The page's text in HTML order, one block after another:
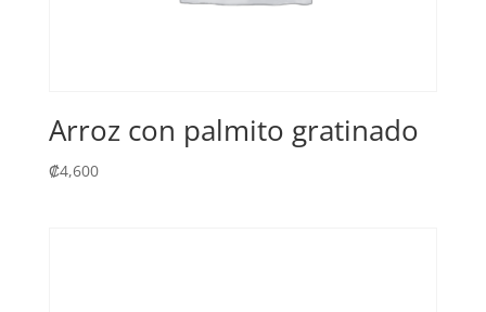
Arroz con palmito gratinado
₡4,600